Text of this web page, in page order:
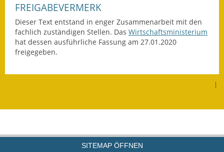
Grundschule &
Kernzeitbetreuung
Bevölkerungsschutz
Ver- & Entsorgung
FREIGABEVERMERK
Dieser Text entstand in enger Zusammenarbeit mit den
fachlich zuständigen Stellen. Das Wirtschaftsministerium
hat dessen ausführliche Fassung am 27.01.2020
freigegeben.
|
SITEMAP ÖFFNEN